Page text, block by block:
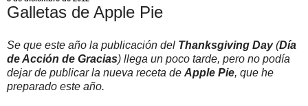
Galletas de Apple Pie
Se que este año la publicación del Thanksgiving Day(Día
de Acción de Gracias) llega un poco tarde, pero no podía
dejar de publicar la nueva receta de Apple Pie, que he
preparado este año.